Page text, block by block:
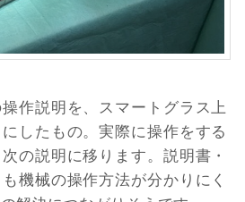
作説明を、スマートグラス上
したもの。実際に操作をする
の説明に移ります。説明書・
機械の操作方法が分かりにく